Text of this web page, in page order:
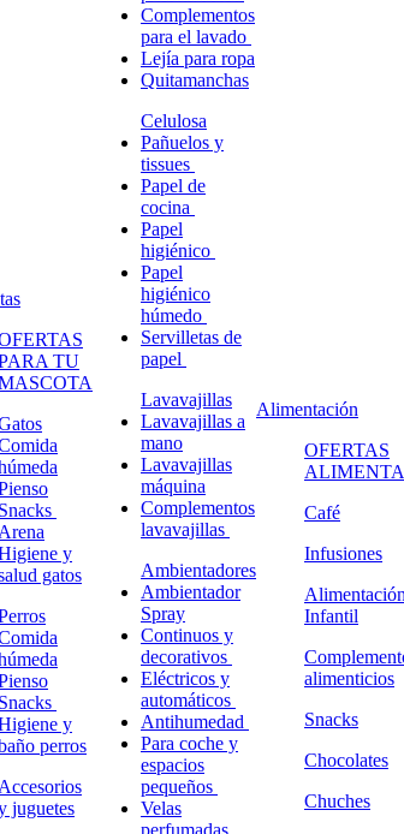
TU
Snacks
Arena
y
gatos
Snacks
y
perros
Accesorios
juguetes
Complementos
para el lavado
Lejía para ropa
Quitamanchas
Celulosa
Pañuelos y
tissues
Papel de
cocina
Papel
higiénico
Papel
higiénico
húmedo
Servilletas de
papel
Lavavajillas
Lavavajillas a
mano
Lavavajillas
máquina
Complementos
lavavajillas
Ambientadores
Ambientador
Spray
Continuos y
decorativos
Eléctricos y
automáticos
Antihumedad
Para coche y
espacios
pequeños
Velas
perfumadas
Alimentación
OFERTAS
Café
Infusiones
Infantil
alimenticios
Snacks
Chocolates
Chuches